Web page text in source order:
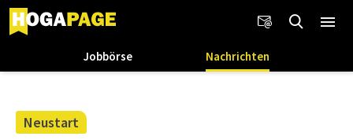
Jobbörse Nachrichten
Neustart